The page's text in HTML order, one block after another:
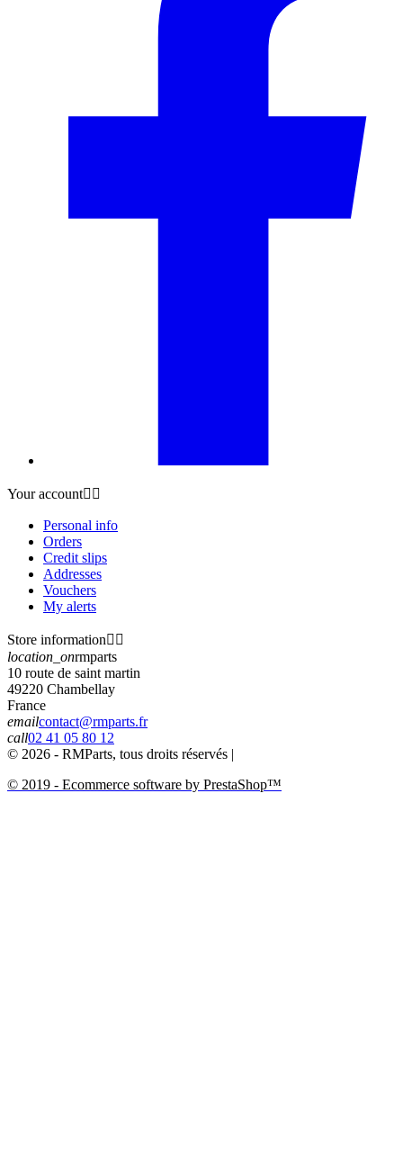
Your account 
Personal info
Orders
Credit slips
Addresses
Vouchers
My alerts
Store information 
location_onrmparts
10 route de saint martin
49220 Chambellay
France
emailcontact@rmparts.fr
call02 41 05 80 12
© 2026 - RMParts, tous droits réservés |
© 2019 - Ecommerce software by PrestaShop™